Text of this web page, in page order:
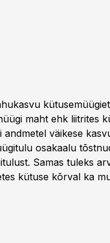
maht ehk liitrites
andmetel väikese
osakaalu
Samas tuleks
kütuse kõrval ka